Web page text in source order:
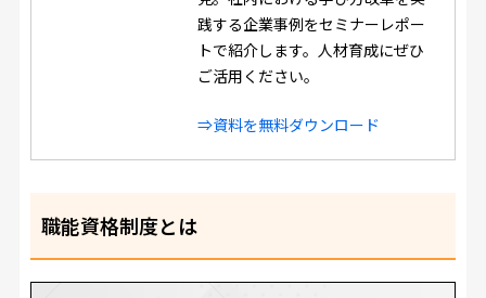
践する企業事例をセミナーレポー
トで紹介します。人材育成にぜひ
ご活用ください。
⇒資料を無料ダウンロード
職能資格制度とは